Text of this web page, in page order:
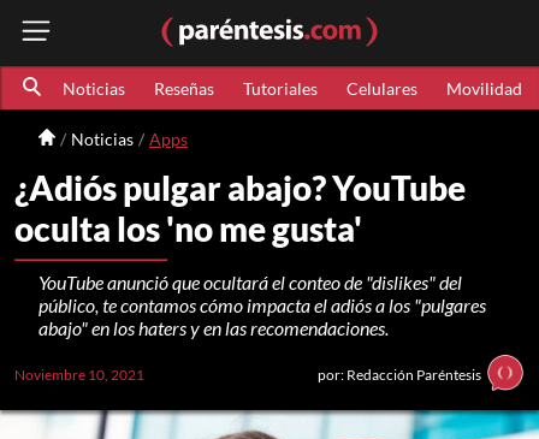
Noticias Reseñas Tutoriales Celulares Movilidad
Noticias Apps
¿Adiós pulgar abajo? YouTube
oculta los 'no me gusta'
YouTube anunció que ocultará el conteo de "dislikes" del
público, te contamos cómo impacta el adiós a los "pulgares
abajo" en los haters y en las recomendaciones.
Noviembre 10, 2021 por: Redacción Paréntesis